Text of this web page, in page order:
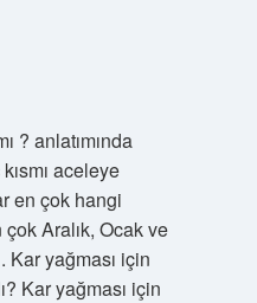
? anlatımında
aceleye
en çok hangi
Aralık, Ocak ve
Kar yağması için
Kar yağması için